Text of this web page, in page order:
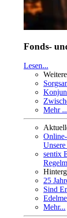
Fonds-
Lesen...
Mehr ...
sentix
25
Sind
Mehr...